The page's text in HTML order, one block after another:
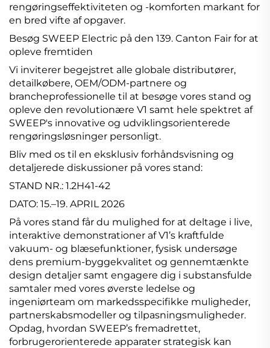
rengøringseffektiviteten og -komforten markant for
en bred vifte af opgaver.
Besøg SWEEP Electric på den 139. Canton Fair for at
opleve fremtiden
Vi inviterer begejstret alle globale distributører,
detailkøbere, OEM/ODM-partnere og
brancheprofessionelle til at besøge vores stand og
opleve den revolutionære V1 samt hele spektret af
SWEEP's innovative og udviklingsorienterede
rengøringsløsninger personligt.
Bliv med os til en eksklusiv forhåndsvisning og
detaljerede diskussioner på vores stand:
STAND NR.: 1.2H41-42
DATO: 15.–19. APRIL 2026
På vores stand får du mulighed for at deltage i live,
interaktive demonstrationer af V1’s kraftfulde
vakuum- og blæsefunktioner, fysisk undersøge
dens premium-byggekvalitet og gennemtænkte
design detaljer samt engagere dig i substansfulde
samtaler med vores øverste ledelse og
ingeniørteam om markedsspecifikke muligheder,
partnerskabsmodeller og tilpasningsmuligheder.
Opdag, hvordan SWEEP’s fremadrettet,
forbrugerorienterede apparater strategisk kan